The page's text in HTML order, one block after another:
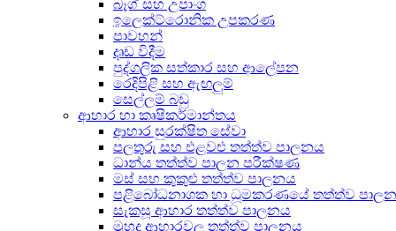
බෑග් සහ උපාංග
ඉලෙක්ට්රොනික උපකරණ
පාවහන්
දෘඩ විදීම
පුද්ගලික සත්කාර සහ ආලේපන
රෙදිපිළි සහ ඇඟලුම්
සෙල්ලම් බඩු
ආහාර හා කෘෂිකර්මාන්තය
ආහාර සුරක්ෂිත සේවා
පලතුරු සහ එළවළු තත්ත්ව පාලනය
ධාන්ය තත්ත්ව පාලන පරීක්ෂණ
මස් සහ කුකුළු තත්ත්ව පාලනය
පළිබෝධනාශක හා ධූමකරණයේ තත්ත්ව
සැකසූ ආහාර තත්ත්ව පාලනය
මුහුදු ආහාරවල තත්ත්ව පාලනය